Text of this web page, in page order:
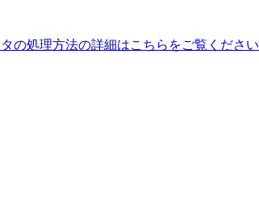
の処理方法の詳細はこちらをご覧ください